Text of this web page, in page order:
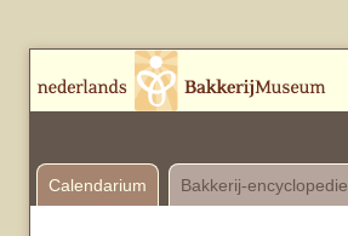
Calendarium Bakkerij-encyclopedie